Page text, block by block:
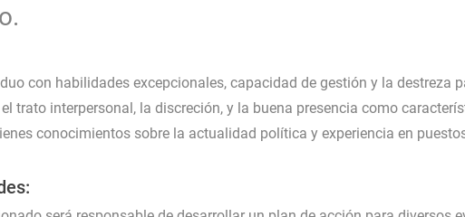
con habilidades excepcionales, capacidad de gestión y la destreza
trato interpersonal, la discreción, y la buena presencia como
conocimientos sobre la actualidad política y experiencia en